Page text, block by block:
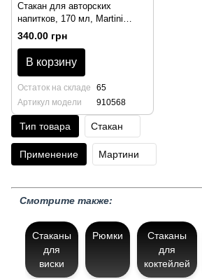
Стакан для авторских
напитков, 170 мл, Martini
Chiller, Libbey
340.00 грн
В корзину
Остаток на складе
65
Артикул модели
910568
Смотрите также:
Стаканы
для
виски
Рюмки
Стаканы
для
коктейлей
Тип товара Стакан
Применение Мартини